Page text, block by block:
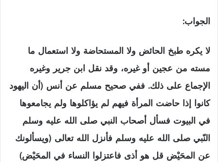
الجواب:
لا يكره طبخ الحائض ولا المستحاضة ولا استعمال ما
مسته من عجين أو غيره، وقد نقل ابن جرير وغيره
الإجماع على ذلك. ففي صحيح مسلم عن أنس (أن اليهود
كانوا إذا حاضت المرأة فيهم لم يؤاكلوها ولم يجامعوها
في البيوت فسأل أصحاب النبي صلى الله عليه وسلم
النّبي صلى الله عليه وسلم فأنزل الله تعالى (ويسألونك
عن المحَيْض قل هو أذى فاعتزلوا النساء في المحَيْض)